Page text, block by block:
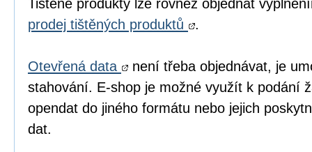
Tištěné produkty lze rovněž objednat
prodej tištěných produktů
.
Otevřená data
není třeba objednávat, je
stahování. E-shop je možné využít k podání
opendat do jiného formátu nebo jejich
dat.